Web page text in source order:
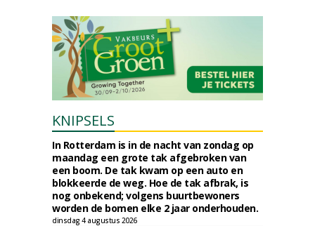
KNIPSELS
In Rotterdam is in de nacht van zondag op
maandag een grote tak afgebroken van
een boom. De tak kwam op een auto en
blokkeerde de weg. Hoe de tak afbrak, is
nog onbekend; volgens buurtbewoners
worden de bomen elke 2 jaar onderhouden.
dinsdag 4 augustus 2026